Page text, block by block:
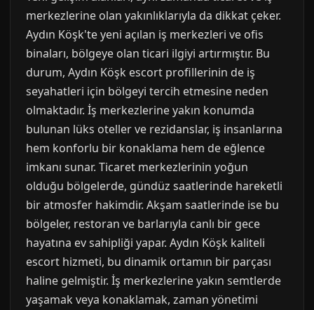
merkezlerine olan yakınlıklarıyla da dikkat çeker.
Aydın Köşk'te yeni açılan iş merkezleri ve ofis
binaları, bölgeye olan ticari ilgiyi artırmıştır. Bu
durum, Aydın Köşk escort profillerinin de iş
seyahatleri için bölgeyi tercih etmesine neden
olmaktadır. İş merkezlerine yakın konumda
bulunan lüks oteller ve rezidanslar, iş insanlarına
hem konforlu bir konaklama hem de eğlence
imkanı sunar. Ticaret merkezlerinin yoğun
olduğu bölgelerde, gündüz saatlerinde hareketli
bir atmosfer hakimdir. Akşam saatlerinde ise bu
bölgeler, restoran ve barlarıyla canlı bir gece
hayatına ev sahipliği yapar. Aydın Köşk kaliteli
escort hizmeti, bu dinamik ortamın bir parçası
haline gelmiştir. İş merkezlerine yakın semtlerde
yaşamak veya konaklamak, zaman yönetimi